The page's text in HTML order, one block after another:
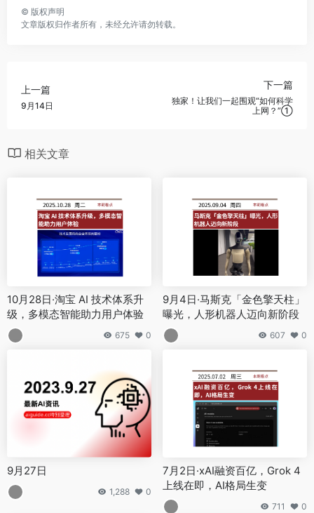
© 版权声明
文章版权归作者所有，未经允许请勿转载。
上一篇
9月14日
下一篇
独家！让我们一起围观“如何科学
上网？”①
相关文章
10月28日·淘宝 AI 技术体系升
级，多模态智能助力用户体验
675 0
9月4日·马斯克「金色擎天柱」
曝光，人形机器人迈向新阶段
607 0
9月27日
1,288 0
7月2日·xAI融资百亿，Grok 4
上线在即，AI格局生变
711 0